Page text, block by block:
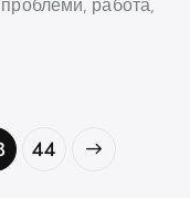
Page
44